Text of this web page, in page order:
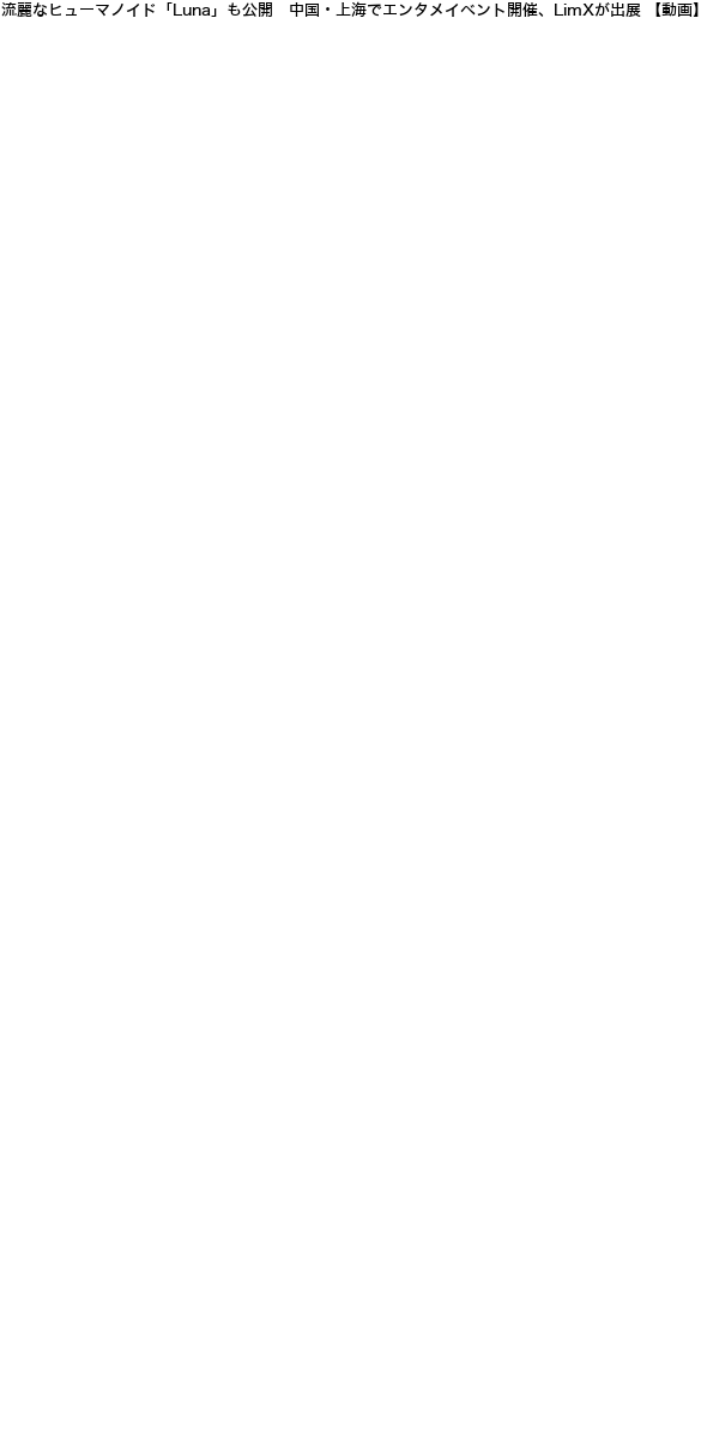
流麗なヒューマノイド「Luna」も公開 中国・上海でエンタメイベント開催、LimXが出展 【動画】